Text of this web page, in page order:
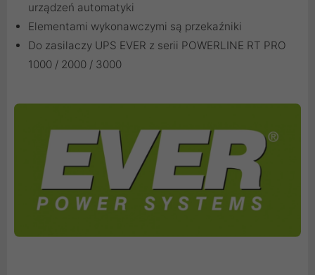
urządzeń automatyki
Elementami wykonawczymi są przekaźniki
Do zasilaczy UPS EVER z serii POWERLINE RT PRO
1000 / 2000 / 3000